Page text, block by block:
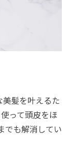
髪を叶えるた
って頭皮をほ
でも解消してい